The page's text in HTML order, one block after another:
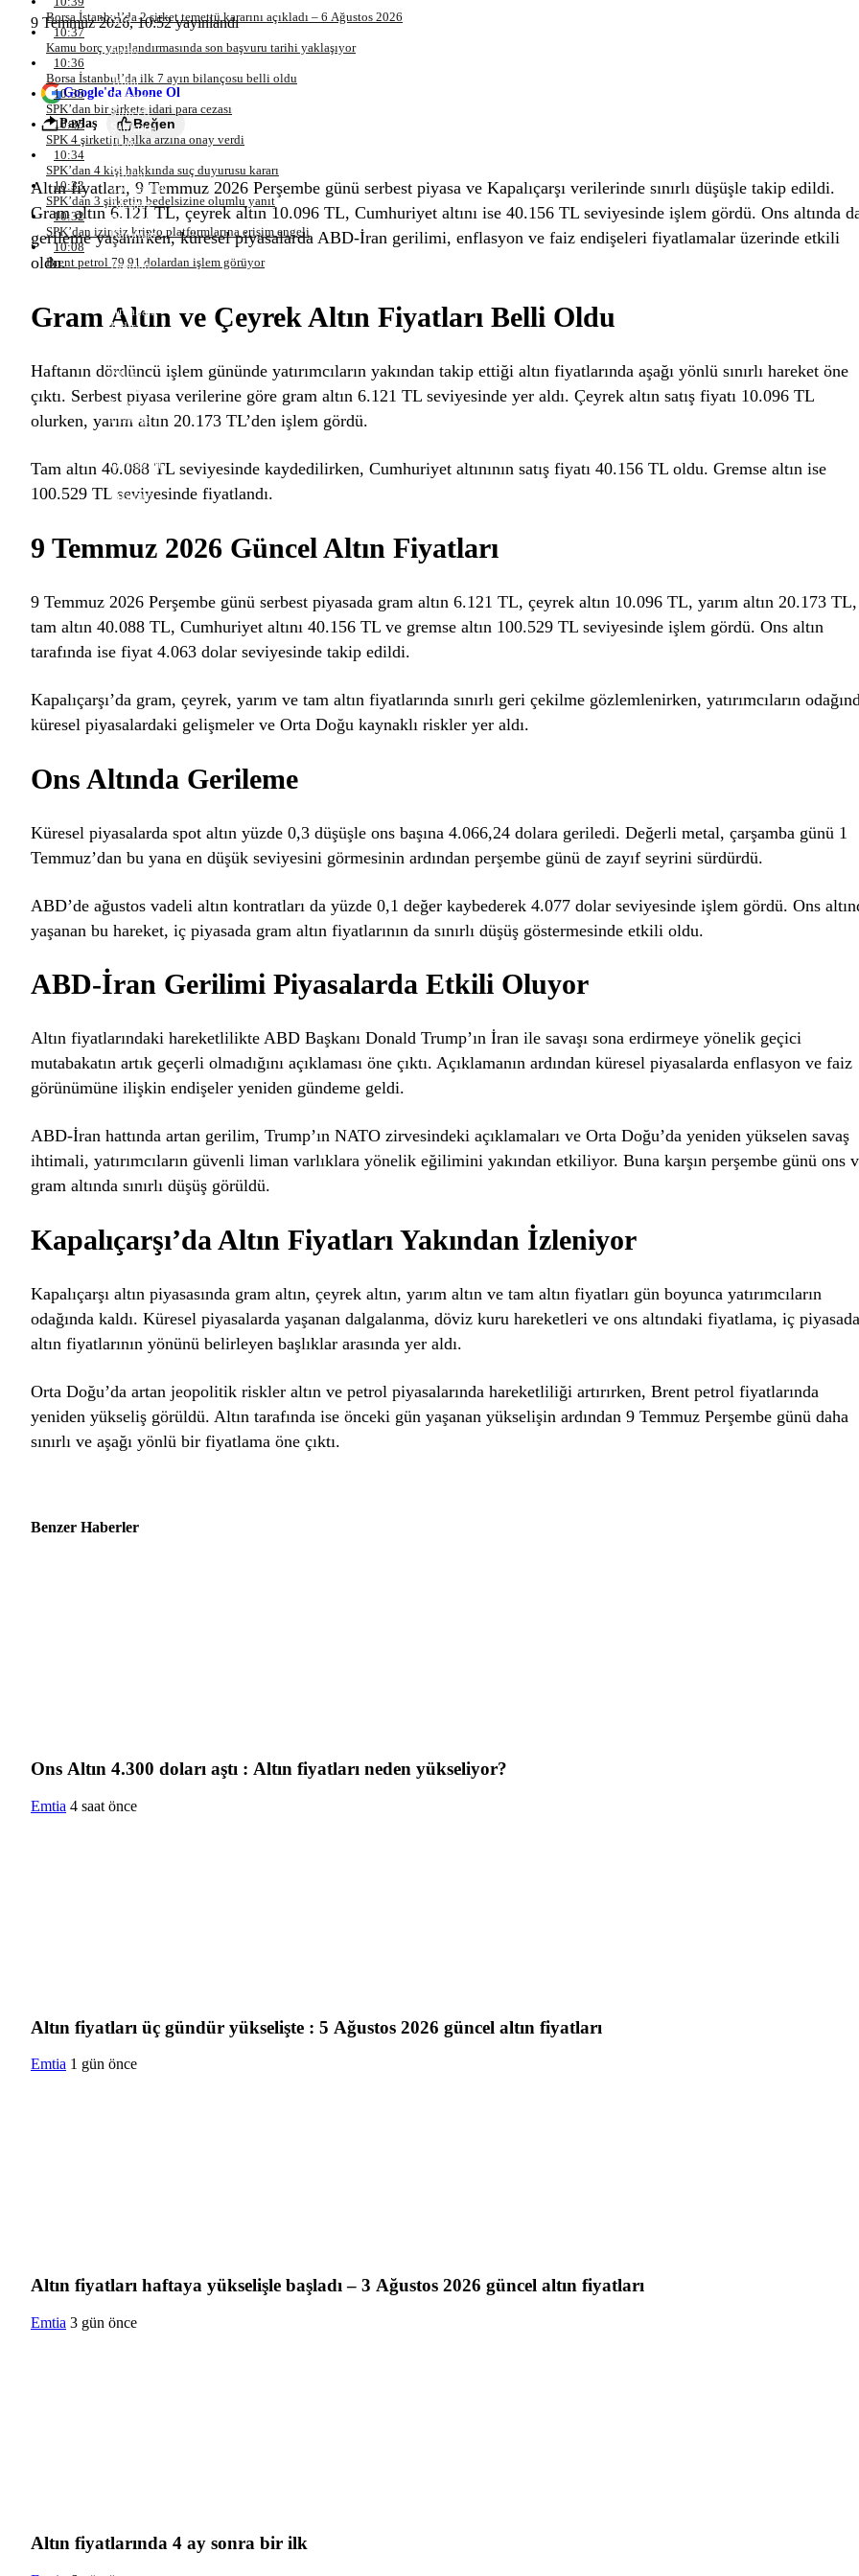
Siirt
Sivas
Tokat
Trabzon
Tunceli
Şanlıurfa
Uşak
Yozgat
Zonguldak
Aksaray
Bayburt
Karaman
Kırıkkale
Batman
Ardahan
Iğdır
Kilis
Osmaniye
Düzce
Lefkoşa
Güzelyurt
Pristina
Borsa İstanbul’da 2 şirket temettü kararını açıkladı – 6 Ağustos 2026
10:37
Kamu borç yapılandırmasında son başvuru tarihi yaklaşıyor
10:36
Borsa İstanbul’da ilk 7 ayın bilançosu belli oldu
10:35
SPK’dan bir şirkete idari para cezası
10:35
SPK 4 şirketin halka arzına onay verdi
10:34
SPK’dan 4 kişi hakkında suç duyurusu kararı
10:33
SPK’dan 3 şirketin bedelsizine olumlu yanıt
10:32
SPK’dan izinsiz kripto platformlarına erişim engeli
10:08
Brent petrol 79,91 dolardan işlem görüyor
9 Temmuz 2026, 10:52yayınlandı
Google'da Abone Ol
Paylaş Beğen
Altın fiyatları, 9 Temmuz 2026 Perşembe günü serbest piyasa ve Kapalıçarşı verilerinde sınırlı düşüşle takip edildi.
Gram altın 6.121 TL, çeyrek altın 10.096 TL, Cumhuriyet altını ise 40.156 TL seviyesinde işlem gördü. Ons altında
gerileme yaşanırken, küresel piyasalarda ABD-İran gerilimi, enflasyon ve faiz endişeleri fiyatlamalar üzerinde etkili
oldu.
Gram Altın ve Çeyrek Altın Fiyatları Belli Oldu
Haftanın dördüncü işlem gününde yatırımcıların yakından takip ettiği altın fiyatlarında aşağı yönlü sınırlı hareket öne
çıktı. Serbest piyasa verilerine göre gram altın 6.121 TL seviyesinde yer aldı. Çeyrek altın satış fiyatı 10.096 TL
olurken, yarım altın 20.173 TL’den işlem gördü.
Tam altın 40.088 TL seviyesinde kaydedilirken, Cumhuriyet altınının satış fiyatı 40.156 TL oldu. Gremse altın ise
100.529 TL seviyesinde fiyatlandı.
9 Temmuz 2026 Güncel Altın Fiyatları
9 Temmuz 2026 Perşembe günü serbest piyasada gram altın 6.121 TL, çeyrek altın 10.096 TL, yarım altın 20.173 TL,
tam altın 40.088 TL, Cumhuriyet altını 40.156 TL ve gremse altın 100.529 TL seviyesinde işlem gördü. Ons altın
tarafında ise fiyat 4.063 dolar seviyesinde takip edildi.
Kapalıçarşı’da gram, çeyrek, yarım ve tam altın fiyatlarında sınırlı geri çekilme gözlemlenirken, yatırımcıların
küresel piyasalardaki gelişmeler ve Orta Doğu kaynaklı riskler yer aldı.
Ons Altında Gerileme
Küresel piyasalarda spot altın yüzde 0,3 düşüşle ons başına 4.066,24 dolara geriledi. Değerli metal, çarşamba günü 1
Temmuz’dan bu yana en düşük seviyesini görmesinin ardından perşembe günü de zayıf seyrini sürdürdü.
ABD’de ağustos vadeli altın kontratları da yüzde 0,1 değer kaybederek 4.077 dolar seviyesinde işlem gördü. Ons
yaşanan bu hareket, iç piyasada gram altın fiyatlarının da sınırlı düşüş göstermesinde etkili oldu.
ABD-İran Gerilimi Piyasalarda Etkili Oluyor
Altın fiyatlarındaki hareketlilikte ABD Başkanı Donald Trump’ın İran ile savaşı sona erdirmeye yönelik geçici
mutabakatın artık geçerli olmadığını açıklaması öne çıktı. Açıklamanın ardından küresel piyasalarda enflasyon ve faiz
görünümüne ilişkin endişeler yeniden gündeme geldi.
ABD-İran hattında artan gerilim, Trump’ın NATO zirvesindeki açıklamaları ve Orta Doğu’da yeniden yükselen savaş
ihtimali, yatırımcıların güvenli liman varlıklara yönelik eğilimini yakından etkiliyor. Buna karşın perşembe günü ons
gram altında sınırlı düşüş görüldü.
Kapalıçarşı’da Altın Fiyatları Yakından İzleniyor
Kapalıçarşı altın piyasasında gram altın, çeyrek altın, yarım altın ve tam altın fiyatları gün boyunca yatırımcıların
odağında kaldı. Küresel piyasalarda yaşanan dalgalanma, döviz kuru hareketleri ve ons altındaki fiyatlama, iç
altın fiyatlarının yönünü belirleyen başlıklar arasında yer aldı.
Orta Doğu’da artan jeopolitik riskler altın ve petrol piyasalarında hareketliliği artırırken, Brent petrol fiyatlarında
yeniden yükseliş görüldü. Altın tarafında ise önceki gün yaşanan yükselişin ardından 9 Temmuz Perşembe günü daha
sınırlı ve aşağı yönlü bir fiyatlama öne çıktı.
Benzer Haberler
Ons Altın 4.300 doları aştı : Altın fiyatları neden yükseliyor?
Emtia 4 saat önce
Altın fiyatları üç gündür yükselişte : 5 Ağustos 2026 güncel altın fiyatları
Emtia 1 gün önce
Altın fiyatları haftaya yükselişle başladı – 3 Ağustos 2026 güncel altın fiyatları
Emtia 3 gün önce
Altın fiyatlarında 4 ay sonra bir ilk